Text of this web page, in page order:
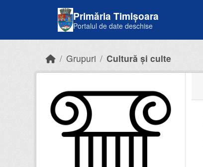
Primăria Timișoara
Portalul de date deschise
Grupuri Cultură și culte